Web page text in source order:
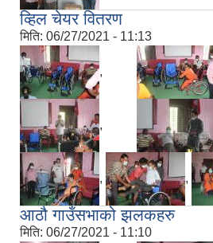
व्हिल चेयर वितरण
मिति: 06/27/2021 - 11:13
,
,
, ,
आठौ गाउँसभाको झलकहरु
मिति: 06/27/2021 - 11:10